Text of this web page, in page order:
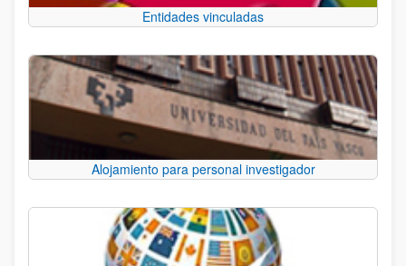
Entidades vinculadas
Alojamiento para personal investigador